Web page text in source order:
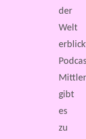
der
Welt
gibt
es
zu